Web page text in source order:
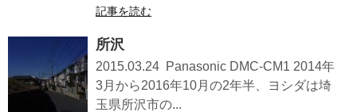
記事を読む
所沢
2015.03.24 Panasonic DMC-CM1 2014年
3月から2016年10月の2年半、ヨシダは埼
玉県所沢市の...